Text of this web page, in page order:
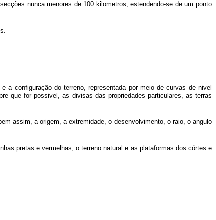
nunca menores de 100 kilometros, estendendo-se de um ponto
configuração do terreno, representada por meio de curvas de nivel
que for possivel, as divisas das propriedades particulares, as terras
assim, a origem, a extremidade, o desenvolvimento, o raio, o angulo
pretas e vermelhas, o terreno natural e as plataformas dos córtes e